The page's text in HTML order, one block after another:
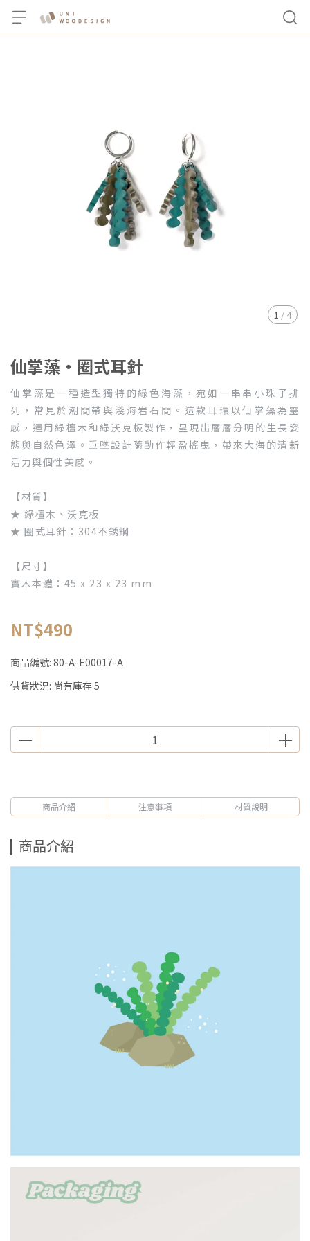
1 / 4
仙掌藻・圈式耳針
仙掌藻是一種造型獨特的綠色海藻，宛如一串串小珠子排
列，常見於潮間帶與淺海岩石間。這款耳環以仙掌藻為靈
感，運用綠檀木和綠沃克板製作，呈現出層層分明的生長姿
態與自然色澤。垂墜設計隨動作輕盈搖曳，帶來大海的清新
活力與個性美感。
【材質】
★ 綠檀木、沃克板
★ 圈式耳針：304不銹鋼
【尺寸】
實木本體：45 x 23 x 23 mm
NT$490
商品編號: 80-A-E00017-A
供貨狀況: 尚有庫存 5
商品介紹 注意事項 材質說明
商品介紹